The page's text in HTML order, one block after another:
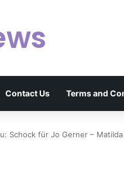
Contact Us Terms and
Schock für Jo Gerner –